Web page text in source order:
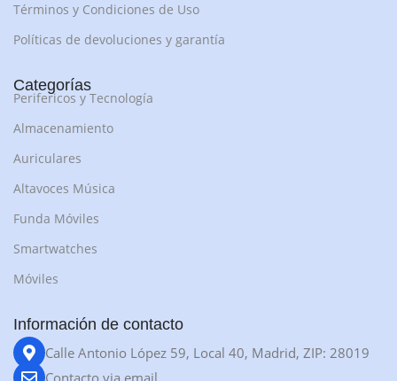
Términos y Condiciones de Uso
Políticas de devoluciones y garantía
Categorías
Perifericos y Tecnología
Almacenamiento
Auriculares
Altavoces Música
Funda Móviles
Smartwatches
Móviles
Información de contacto
Calle Antonio López 59, Local 40, Madrid, ZIP: 28019